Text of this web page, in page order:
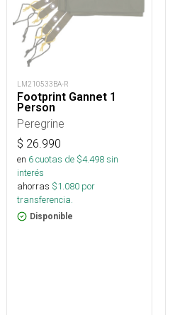
LM210533BA-R
Footprint Gannet 1
Person
Peregrine
$ 26.990
en 6cuotas de $4.498sin
interés
ahorras $1.080 por
transferencia.
Disponible